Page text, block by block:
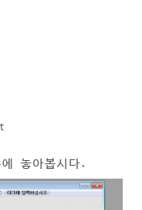
놓아봅시다.